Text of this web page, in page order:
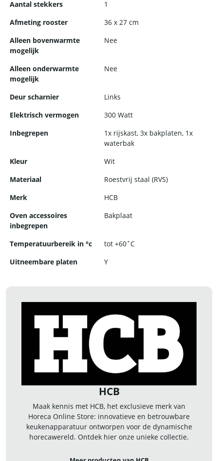
Aantal stekkers
1
Afmeting rooster
36 x 27 cm
Alleen bovenwarmte
mogelijk
Nee
Alleen onderwarmte
mogelijk
Nee
Deur scharnier
Links
Elektrisch vermogen
300 Watt
Inbegrepen
1x rijskast, 3x bakplaten, 1x
waterbak
Kleur
Wit
Materiaal
Roestvrij staal (RVS)
Merk
HCB
Oven accessoires
inbegrepen
Bakplaat
Temperatuurbereik in °c
tot +60˚C
Uitneembare platen
Y
HCB
Maak kennis met HCB, het exclusieve merk van
Horeca Online Store: innovatieve en betrouwbare
keukenapparatuur ontworpen voor de dynamische
horecawereld. Ontdek hier onze unieke collectie.